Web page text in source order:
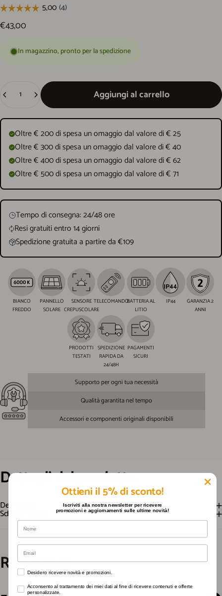
€43,00
In magazzino, pronto per la spedizione
Aggiungi al carrello
Oltre € 200 di spesa un omaggio dal valore di € 25
Oltre € 300 di spesa un omaggio dal valore di € 40
Oltre € 400 di spesa un omaggio dal valore di € 62
Oltre € 500 di spesa un omaggio dal valore di € 71
Tempo di consegna: 24/48 ore
Resi gratuiti entro 14 giorni
Spedizione gratuita a partire da €109
BIANCO
FREDDO
PANNELLO
SOLARE
SENSORE
CREPUSCOLARE
TELECOMANDOBATTERIA AL
LITIO
IP44
GARANZIA 2
ANNI
PRODOTTI
TESTATI
SPEDIZIONE
RAPIDA DA
24/48H
PAGAMENTI
SICURI
Supporto per ogni tua necessità
Qualità garantita nel tempo
Accessori e componenti originali disponibili
Dettaglidelprodotto
Descrizione
Scheda Tecnica
Recensioni
Ottieni il 5% di sconto!
Iscriviti alla nostra newsletter per ricevere
promozioni e aggiornamenti sulle ultime novità!
Nome
Email
Desidero ricevere novità e promozioni.
Desidero ricevere novità e promozioni.
Acconsento al trattamento dei miei dati al fine di ricevere contenuti e offerte
Acconsento al trattamento dei miei dati al fine di ricevere contenuti e offerte
personalizzate.